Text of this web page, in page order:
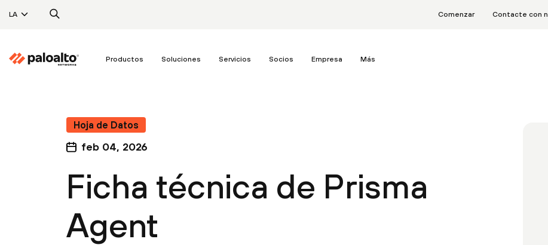
LA Comenzar Contacte con
Productos Soluciones Servicios Socios Empresa Más
Hoja de Datos
feb 04, 2026
Ficha técnica de Prisma
Agent